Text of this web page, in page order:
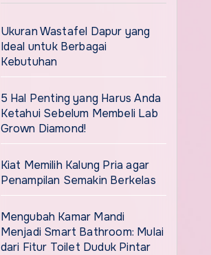
Ukuran Wastafel Dapur yang
Ideal untuk Berbagai
Kebutuhan
5 Hal Penting yang Harus Anda
Ketahui Sebelum Membeli Lab
Grown Diamond!
Kiat Memilih Kalung Pria agar
Penampilan Semakin Berkelas
Mengubah Kamar Mandi
Menjadi Smart Bathroom: Mulai
dari Fitur Toilet Duduk Pintar